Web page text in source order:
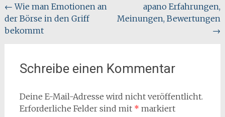
Beitragsnavigation
← Wie man Emotionen an
der Börse in den Griff
bekommt
apano Erfahrungen,
Meinungen, Bewertungen
→
Schreibe einen Kommentar
Deine E-Mail-Adresse wird nicht veröffentlicht.
Erforderliche Felder sind mit * markiert